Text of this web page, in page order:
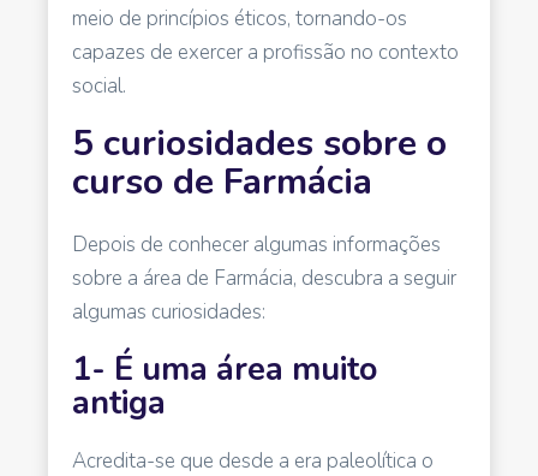
meio de princípios éticos, tornando-os
capazes de exercer a profissão no contexto
social.
5 curiosidades sobre o
curso de Farmácia
Depois de conhecer algumas informações
sobre a área de Farmácia, descubra a seguir
algumas curiosidades:
1- É uma área muito
antiga
Acredita-se que desde a era paleolítica o